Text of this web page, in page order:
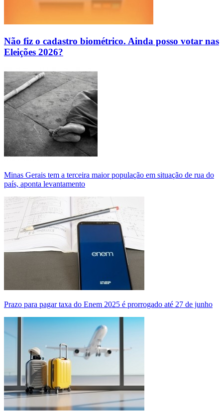
Não fiz o cadastro biométrico. Ainda posso votar nas
Eleições 2026?
Minas Gerais tem a terceira maior população em situação de rua do
país, aponta levantamento
Prazo para pagar taxa do Enem 2025 é prorrogado até 27 de junho